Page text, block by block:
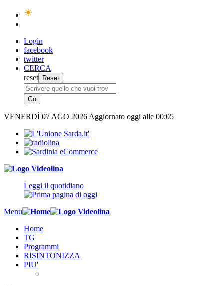
Login
facebook
twitter
CERCA
reset
VENERDÌ 07 AGO 2026 Aggiornato oggi alle 00:05
Leggi il quotidiano
Menu
Home
TG
Programmi
RISINTONIZZA
PIU'